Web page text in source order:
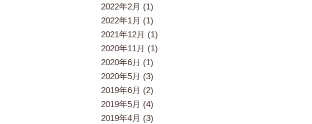
2022年2月 (1)
2022年1月 (1)
2021年12月 (1)
2020年11月 (1)
2020年6月 (1)
2020年5月 (3)
2019年6月 (2)
2019年5月 (4)
2019年4月 (3)